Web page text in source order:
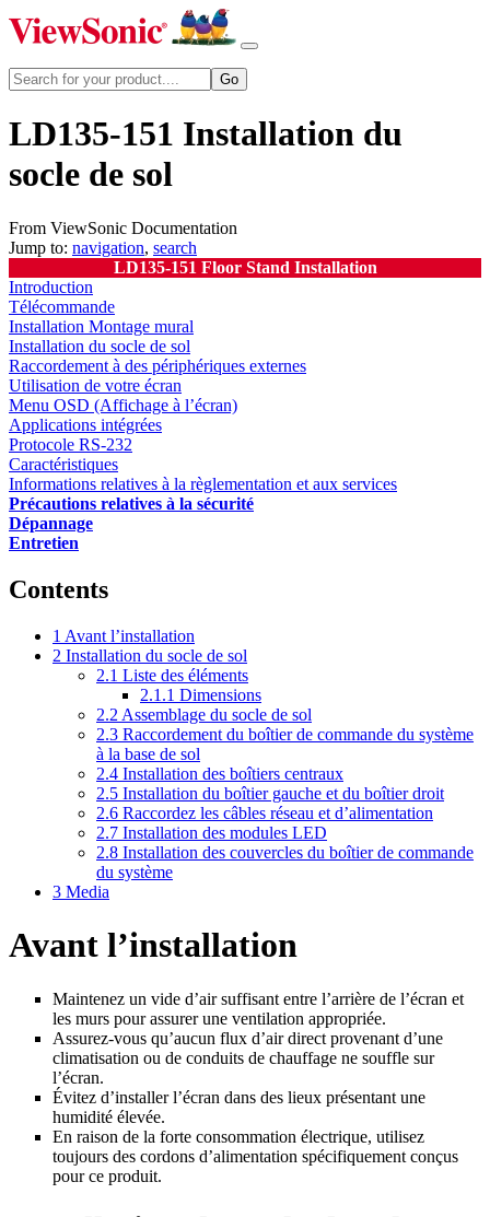
LD135-151 Installation du
socle de sol
From ViewSonic Documentation
Jump to: navigation, search
LD135-151 Floor Stand Installation
Introduction
Télécommande
Installation Montage mural
Installation du socle de sol
Raccordement à des périphériques externes
Utilisation de votre écran
Menu OSD (Affichage à l’écran)
Applications intégrées
Protocole RS-232
Caractéristiques
Informations relatives à la règlementation et aux services
Précautions relatives à la sécurité
Dépannage
Entretien
Contents
1 Avant l’installation
2 Installation du socle de sol
2.1 Liste des éléments
2.1.1 Dimensions
2.2 Assemblage du socle de sol
2.3 Raccordement du boîtier de commande du système
à la base de sol
2.4 Installation des boîtiers centraux
2.5 Installation du boîtier gauche et du boîtier droit
2.6 Raccordez les câbles réseau et d’alimentation
2.7 Installation des modules LED
2.8 Installation des couvercles du boîtier de commande
du système
3 Media
Avant l’installation
Maintenez un vide d’air suffisant entre l’arrière de l’écran et
les murs pour assurer une ventilation appropriée.
Assurez-vous qu’aucun flux d’air direct provenant d’une
climatisation ou de conduits de chauffage ne souffle sur
l’écran.
Évitez d’installer l’écran dans des lieux présentant une
humidité élevée.
En raison de la forte consommation électrique, utilisez
toujours des cordons d’alimentation spécifiquement conçus
pour ce produit.